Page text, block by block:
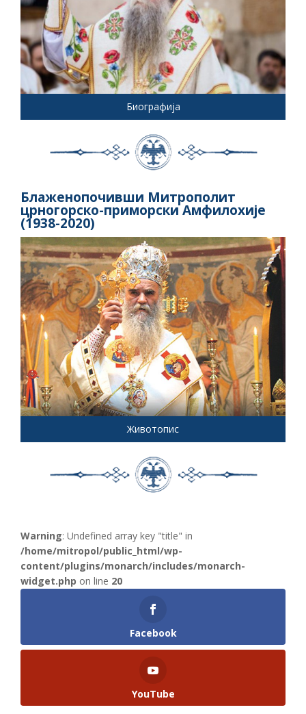
Биографија
Блаженопочивши Митрополит
црногорско-приморски Амфилохије
(1938-2020)
Животопис
Warning: Undefined array key "title" in
/home/mitropol/public_html/wp-
content/plugins/monarch/includes/monarch-
widget.php on line 20
Facebook
YouTube